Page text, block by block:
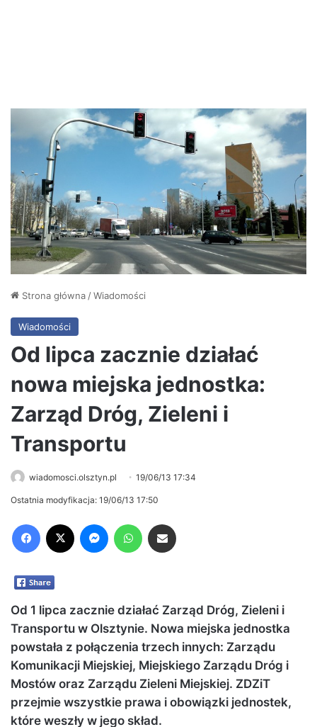
Strona główna/Wiadomości
Wiadomości
Od lipca zacznie działać
nowa miejska jednostka:
Zarząd Dróg, Zieleni i
Transportu
wiadomosci.olsztyn.pl 19/06/13 17:34
Ostatnia modyfikacja: 19/06/13 17:50
Od 1 lipca zacznie działać Zarząd Dróg, Zieleni i
Transportu w Olsztynie. Nowa miejska jednostka
powstała z połączenia trzech innych: Zarządu
Komunikacji Miejskiej, Miejskiego Zarządu Dróg i
Mostów oraz Zarządu Zieleni Miejskiej. ZDZiT
przejmie wszystkie prawa i obowiązki jednostek,
które weszły w jego skład.